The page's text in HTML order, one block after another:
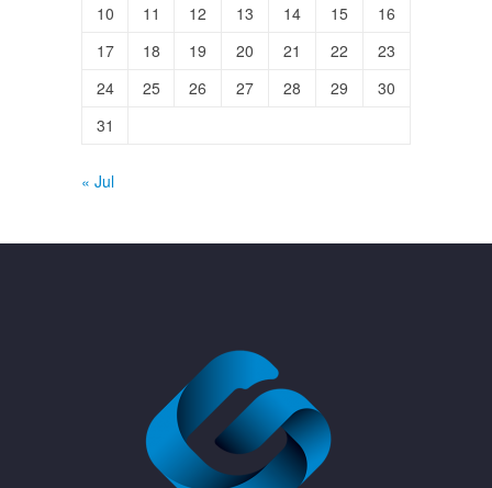
10
11 12 13 14 15
16
17
18 19 20 21 22
23
24
25 26 27 28 29
30
31
« Jul